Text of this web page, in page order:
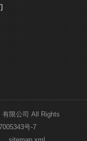
有限公司 All Rights
号-7